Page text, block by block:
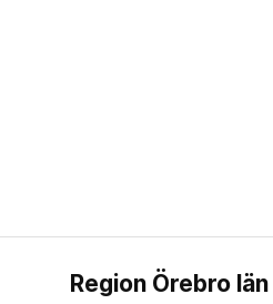
Region Örebro län